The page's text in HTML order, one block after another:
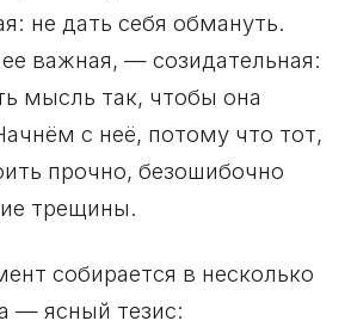
не дать себя обмануть.
важная, — созидательная:
мысль так, чтобы она
с неё, потому что тот,
прочно, безошибочно
трещины.
собирается в несколько
— ясный тезис: